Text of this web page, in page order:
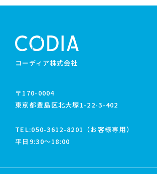
コーディア株式会社
〒170-0004
東京都豊島区北大塚1-22-3-402
TEL:050-3612-8201（お客様専用）
平日9:30〜18:00